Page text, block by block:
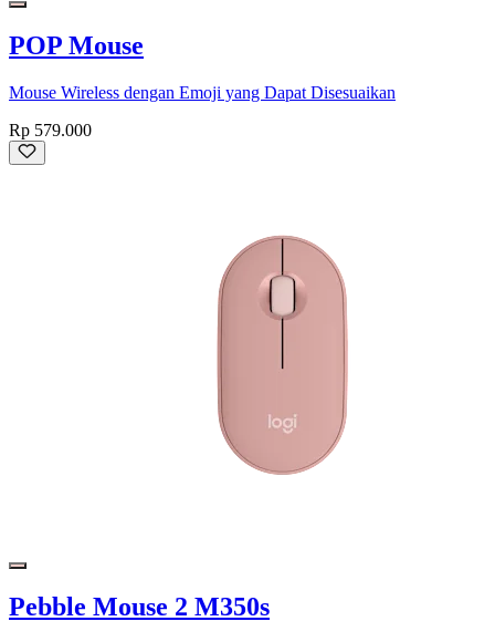
POP Mouse
Mouse Wireless dengan Emoji yang Dapat Disesuaikan
Rp 579.000
Pebble Mouse 2 M350s